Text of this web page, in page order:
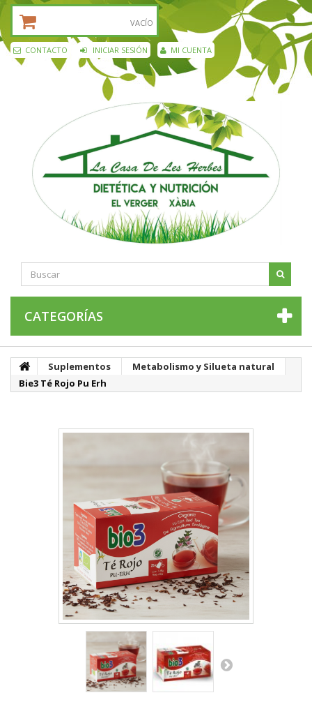
VACÍO
CONTACTO INICIAR SESIÓN MI CUENTA
CATEGORÍAS
Suplementos
Metabolismo y Silueta natural
Bie3 Té Rojo Pu Erh